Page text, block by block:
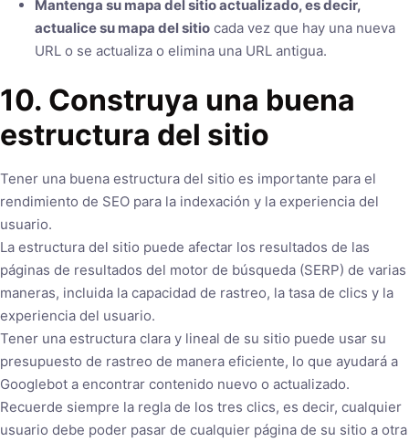
Mantenga su mapa del sitio actualizado, es decir,
actualice su mapa del sitiocada vez que hay una nueva
URL o se actualiza o elimina una URL antigua.
10. Construya una buena
estructura del sitio
Tener una buena estructura del sitio es importante para el
rendimiento de SEO para la indexación y la experiencia del
usuario.
La estructura del sitio puede afectar los resultados de las
páginas de resultados del motor de búsqueda (SERP) de varias
maneras, incluida la capacidad de rastreo, la tasa de clics y la
experiencia del usuario.
Tener una estructura clara y lineal de su sitio puede usar su
presupuesto de rastreo de manera eficiente, lo que ayudará a
Googlebot a encontrar contenido nuevo o actualizado.
Recuerde siempre la regla de los tres clics, es decir, cualquier
usuario debe poder pasar de cualquier página de su sitio a otra